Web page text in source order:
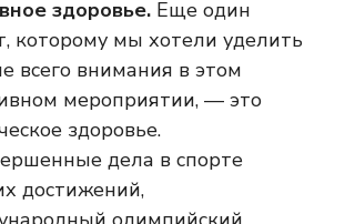
здоровье. Еще один
которому мы хотели уделить
всего внимания в этом
мероприятии, — это
здоровье.
дела в спорте
достижений,